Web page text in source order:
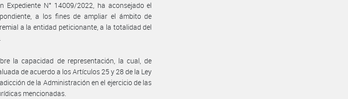
Expediente N° 14009/2022, ha aconsejado el
a los fines de ampliar el ámbito de
a la entidad peticionante, a la totalidad del
la capacidad de representación, la cual, de
de acuerdo a los Artículos 25 y 28 de la Ley
de la Administración en el ejercicio de las
mencionadas.